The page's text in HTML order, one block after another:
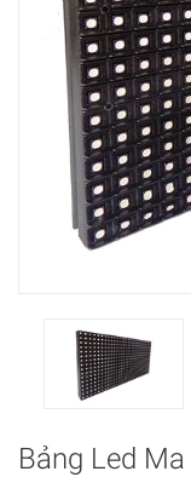
Bảng Led